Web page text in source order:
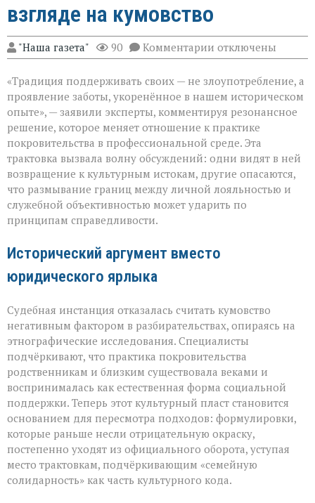
взгляде на кумовство
"Наша газета" 90 Комментарии к
записи
не
только
но
и
пропуск?» — о
новом
взгляде
на
кумовство
отключены
«Традиция поддерживать своих — не злоупотребление, а
проявление заботы, укоренённое в нашем историческом
опыте», — заявили эксперты, комментируя резонансное
решение, которое меняет отношение к практике
покровительства в профессиональной среде. Эта
трактовка вызвала волну обсуждений: одни видят в ней
возвращение к культурным истокам, другие опасаются,
что размывание границ между личной лояльностью и
служебной объективностью может ударить по
принципам справедливости.
Исторический аргумент вместо
юридического ярлыка
Судебная инстанция отказалась считать кумовство
негативным фактором в разбирательствах, опираясь на
этнографические исследования. Специалисты
подчёркивают, что практика покровительства
родственникам и близким существовала веками и
воспринималась как естественная форма социальной
поддержки. Теперь этот культурный пласт становится
основанием для пересмотра подходов: формулировки,
которые раньше несли отрицательную окраску,
постепенно уходят из официального оборота, уступая
место трактовкам, подчёркивающим «семейную
солидарность» как часть культурного кода.